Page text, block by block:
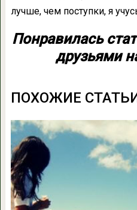
лучше, чем поступки, я
Понравилась
друзьями
ПОХОЖИЕ